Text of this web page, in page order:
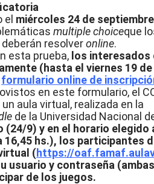
el miércoles 24 de septiembre
multiple choiceque
resolveronline.
esta prueba, los interesados
(hasta el viernes 19
formulario online de
en este formulario, el
aula virtual, realizada en la
de la Universidad Nacional
(24/9) y en el horario elegido
16,45 hs.), los participantes
(https://
usuario y contraseña
de los juegos.